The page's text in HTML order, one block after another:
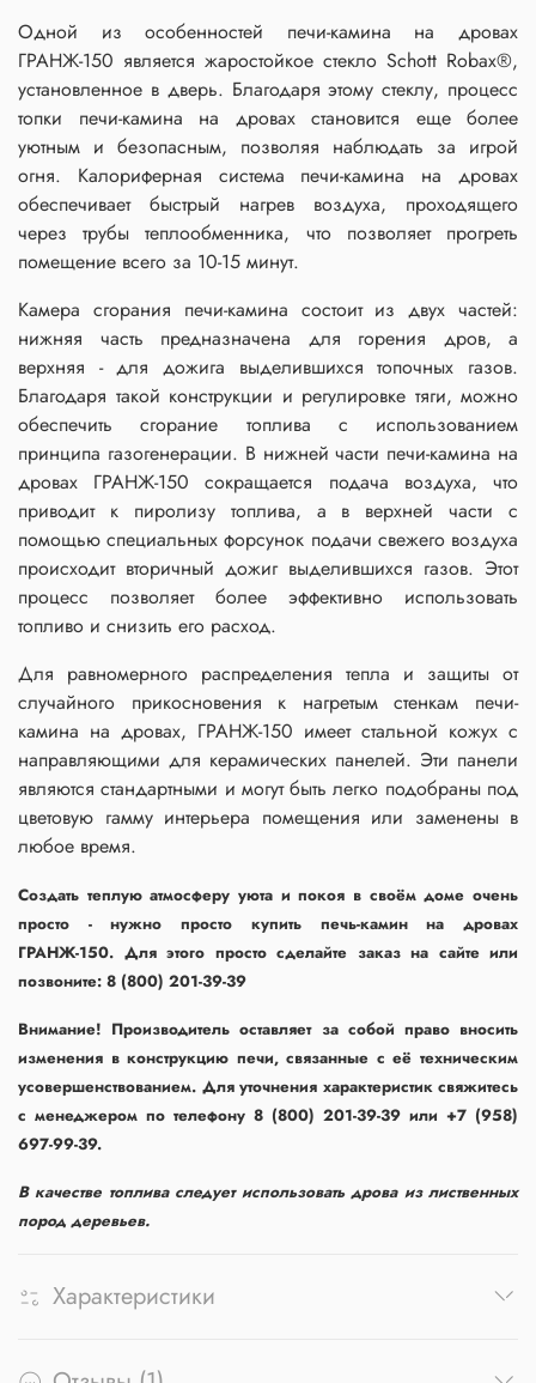
Одной из особенностей печи-камина на дровах
ГРАНЖ-150 является жаростойкое стекло Schott Robax®,
установленное в дверь. Благодаря этому стеклу, процесс
топки печи-камина на дровах становится еще более
уютным и безопасным, позволяя наблюдать за игрой
огня. Калориферная система печи-камина на дровах
обеспечивает быстрый нагрев воздуха, проходящего
через трубы теплообменника, что позволяет прогреть
помещение всего за 10-15 минут.
Камера сгорания печи-камина состоит из двух частей:
нижняя часть предназначена для горения дров, а
верхняя - для дожига выделившихся топочных газов.
Благодаря такой конструкции и регулировке тяги, можно
обеспечить сгорание топлива с использованием
принципа газогенерации. В нижней части печи-камина на
дровах ГРАНЖ-150 сокращается подача воздуха, что
приводит к пиролизу топлива, а в верхней части с
помощью специальных форсунок подачи свежего воздуха
происходит вторичный дожиг выделившихся газов. Этот
процесс позволяет более эффективно использовать
топливо и снизить его расход.
Для равномерного распределения тепла и защиты от
случайного прикосновения к нагретым стенкам печи-
камина на дровах, ГРАНЖ-150 имеет стальной кожух с
направляющими для керамических панелей. Эти панели
являются стандартными и могут быть легко подобраны под
цветовую гамму интерьера помещения или заменены в
любое время.
Создать теплую атмосферу уюта и покоя в своём доме очень
просто - нужно просто купить печь-камин на дровах
ГРАНЖ-150. Для этого просто сделайте заказ на сайте или
позвоните: 8 (800) 201-39-39
Внимание! Производитель оставляет за собой право вносить
изменения в конструкцию печи, связанные с её техническим
усовершенствованием. Для уточнения характеристик свяжитесь
с менеджером по телефону 8 (800) 201-39-39 или +7 (958)
697-99-39.
В качестве топлива следует использовать дрова из лиственных
пород деревьев.
Характеристики